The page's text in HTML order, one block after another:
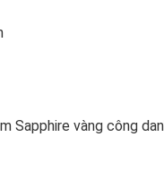
Sapphire vàng công